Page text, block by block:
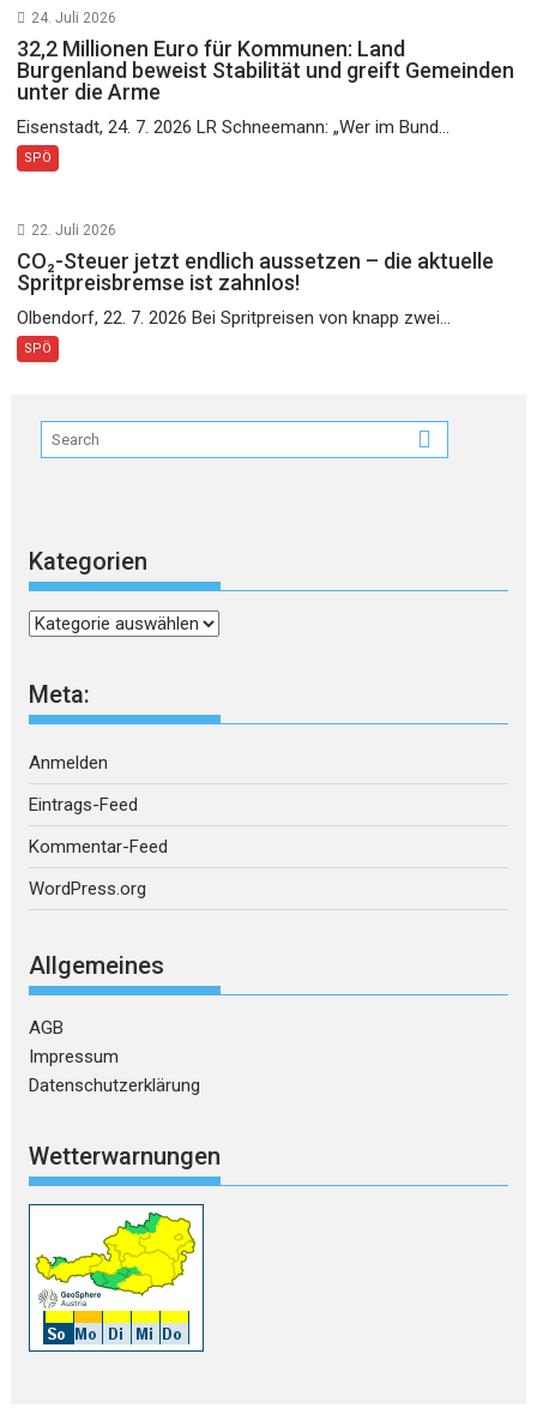
24. Juli 2026
32,2 Millionen Euro für Kommunen: Land
Burgenland beweist Stabilität und greift Gemeinden
unter die Arme
Eisenstadt, 24. 7. 2026 LR Schneemann: „Wer im Bund...
SPÖ
22. Juli 2026
CO₂-Steuer jetzt endlich aussetzen – die aktuelle
Spritpreisbremse ist zahnlos!
Olbendorf, 22. 7. 2026 Bei Spritpreisen von knapp zwei...
SPÖ
Kategorien
Kategorien
Meta:
Anmelden
Eintrags-Feed
Kommentar-Feed
WordPress.org
Allgemeines
AGB
Impressum
Datenschutzerklärung
Wetterwarnungen